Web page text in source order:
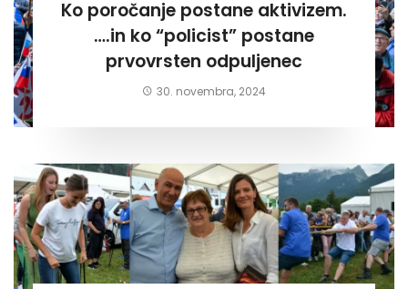
Ko poročanje postane aktivizem.
….in ko “policist” postane
prvovrsten odpuljenec
30. novembra, 2024